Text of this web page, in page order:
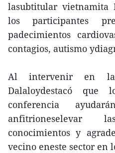
lasubtitular vietnamita
los participantes
padecimientos
contagios, autismo
Al intervenir en la
Dalaloydestacó
conferencia
anfitrioneselevar
conocimientos y
vecino eneste sector en